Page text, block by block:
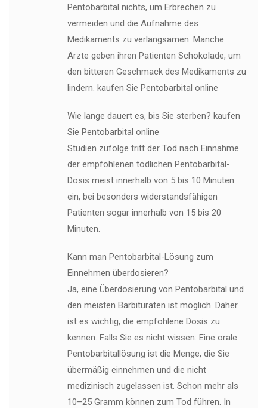
Pentobarbital nichts, um Erbrechen zu
vermeiden und die Aufnahme des
Medikaments zu verlangsamen. Manche
Ärzte geben ihren Patienten Schokolade, um
den bitteren Geschmack des Medikaments zu
lindern. kaufen Sie Pentobarbital online
Wie lange dauert es, bis Sie sterben? kaufen
Sie Pentobarbital online
Studien zufolge tritt der Tod nach Einnahme
der empfohlenen tödlichen Pentobarbital-
Dosis meist innerhalb von 5 bis 10 Minuten
ein, bei besonders widerstandsfähigen
Patienten sogar innerhalb von 15 bis 20
Minuten.
Kann man Pentobarbital-Lösung zum
Einnehmen überdosieren?
Ja, eine Überdosierung von Pentobarbital und
den meisten Barbituraten ist möglich. Daher
ist es wichtig, die empfohlene Dosis zu
kennen. Falls Sie es nicht wissen: Eine orale
Pentobarbitallösung ist die Menge, die Sie
übermäßig einnehmen und die nicht
medizinisch zugelassen ist. Schon mehr als
10–25 Gramm können zum Tod führen. In